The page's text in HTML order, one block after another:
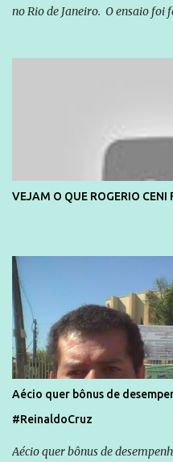
no Rio de Janeiro. O ensaio foi
VEJAM O QUE ROGERIO
Aécio quer bônus de
#ReinaldoCruz
Aécio quer bônus de